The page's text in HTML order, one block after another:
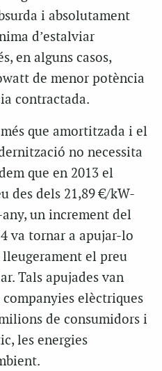
i absolutament
d’estalviar
en alguns casos,
de menor potència
contractada.
que amortitzada i el
no necessita
que en 2013 el
des dels 21,89 €/kW-
un increment del
va tornar a apujar-lo
el preu
Tals apujades van
elèctriques
de consumidors i
les energies